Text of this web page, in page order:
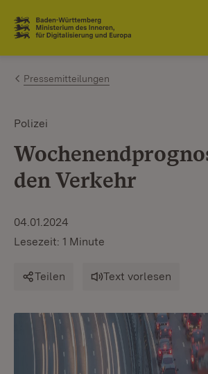
Zum Inhalt springen
Link zur Startseite
Pressemitteilungen
Polizei
den Verkehr
04.01.2024
Lesezeit: 1 Minute
Teilen Text vorlesen